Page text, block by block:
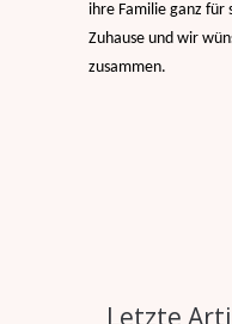
ihre Familie ganz für
Zuhause und wir
zusammen.
Letzte